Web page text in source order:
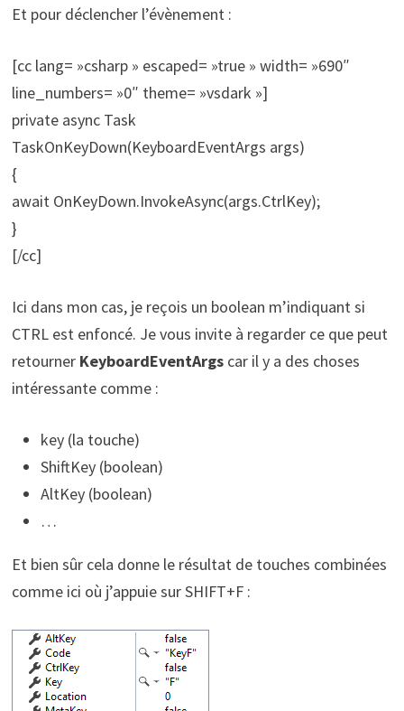
Et pour déclencher l’évènement :
[cc lang= »csharp » escaped= »true » width= »690″
line_numbers= »0″ theme= »vsdark »]
private async Task
TaskOnKeyDown(KeyboardEventArgs args)
{
await OnKeyDown.InvokeAsync(args.CtrlKey);
}
[/cc]
Ici dans mon cas, je reçois un boolean m’indiquant si
CTRL est enfoncé. Je vous invite à regarder ce que peut
retourner KeyboardEventArgscar il y a des choses
intéressante comme :
key (la touche)
ShiftKey (boolean)
AltKey (boolean)
…
Et bien sûr cela donne le résultat de touches combinées
comme ici où j’appuie sur SHIFT+F :